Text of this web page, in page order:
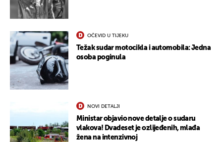
OČEVID U TIJEKU
Težak sudar motocikla i automobila: Jedna
osoba poginula
NOVI DETALJI
Ministar objavio nove detalje o sudaru
vlakova! Dvadeset je ozlijeđenih, mlađa
žena na intenzivnoj